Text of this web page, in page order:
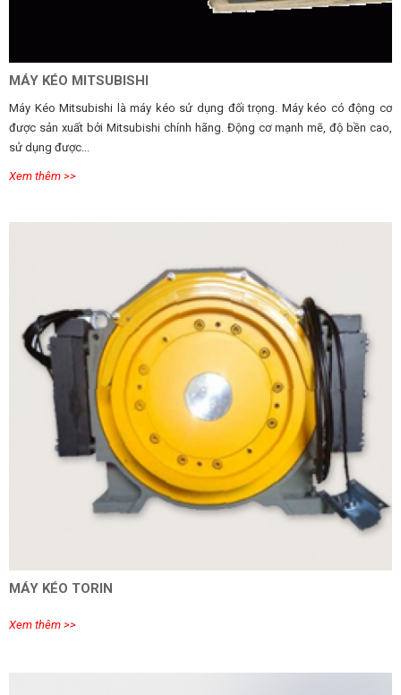
MÁY KÉO MITSUBISHI
Máy Kéo Mitsubishi là máy kéo sử dụng đối trọng. Máy kéo có động cơ
được sản xuất bởi Mitsubishi chính hãng. Động cơ mạnh mẽ, độ bền cao,
sử dụng được...
Xem thêm >>
MÁY KÉO TORIN
Xem thêm >>